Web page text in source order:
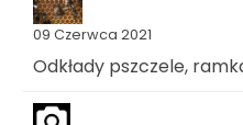
09 Czerwca 2021
Odkłady pszczele,